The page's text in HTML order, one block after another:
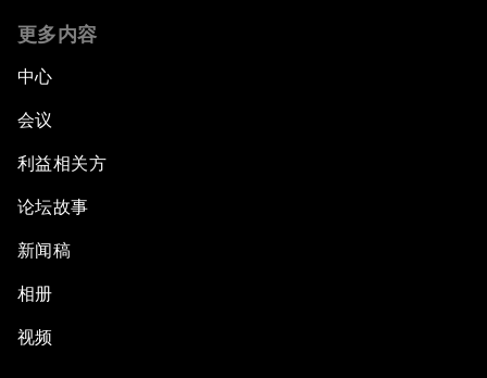
更多内容
中心
会议
利益相关方
论坛故事
新闻稿
相册
视频